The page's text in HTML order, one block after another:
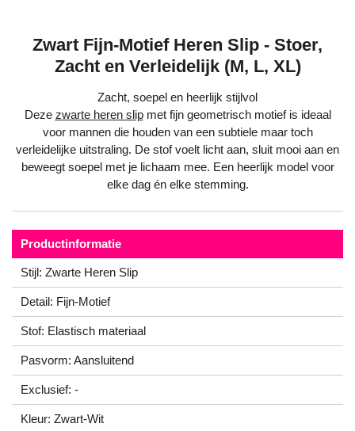
Zwart Fijn-Motief Heren Slip - Stoer,
Zacht en Verleidelijk (M, L, XL)
Zacht, soepel en heerlijk stijlvol
Deze zwarte heren slipmet fijn geometrisch motief is ideaal
voor mannen die houden van een subtiele maar toch
verleidelijke uitstraling. De stof voelt licht aan, sluit mooi aan en
beweegt soepel met je lichaam mee. Een heerlijk model voor
elke dag én elke stemming.
Productinformatie
Stijl: Zwarte Heren Slip
Detail: Fijn-Motief
Stof: Elastisch materiaal
Pasvorm: Aansluitend
Exclusief: -
Kleur: Zwart-Wit